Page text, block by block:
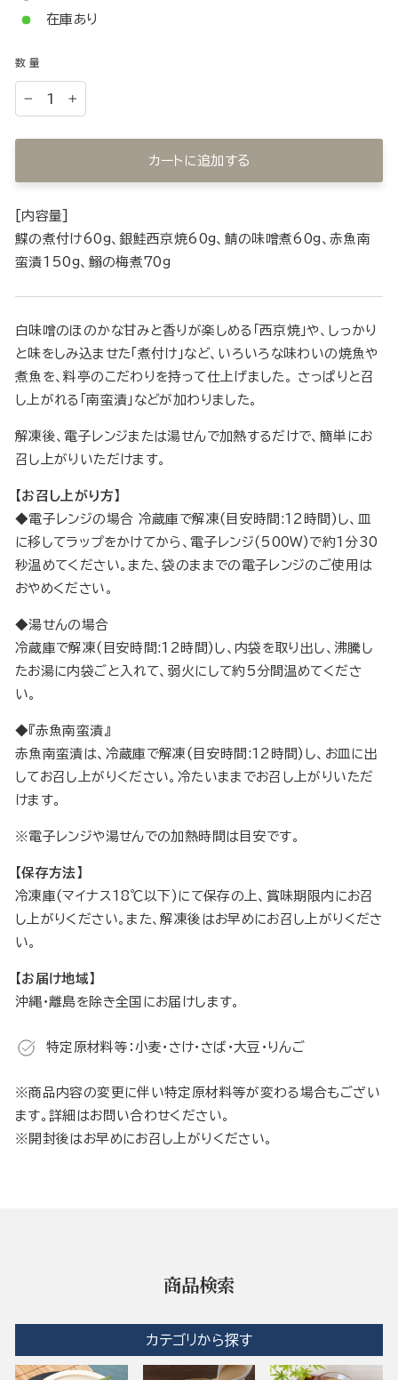
在庫あり
数量
カートに追加する
[内容量]
鰈の煮付け60g、銀鮭西京焼60g、鯖の味噌煮60g、赤魚南
蛮漬150g、鰯の梅煮70g
白味噌のほのかな甘みと香りが楽しめる「西京焼」や、しっかり
と味をしみ込ませた「煮付け」など、いろいろな味わいの焼魚や
煮魚を、料亭のこだわりを持って仕上げました。 さっぱりと召
し上がれる 「南蛮漬」などが加わりました。
解凍後、電子レンジまたは湯せんで加熱するだけで、簡単にお
召し上がりいただけます。
【お召し上がり方】
◆電子レンジの場合 冷蔵庫で解凍(目安時間:12時間)し、皿
に移してラップをかけてから、電子レンジ(500W)で約1分30
秒温めてください。また、袋のままでの電子レンジのご使用は
おやめください。
◆湯せんの場合
冷蔵庫で解凍(目安時間:12時間)し、内袋を取り出し、沸騰し
たお湯に内袋ごと入れて、弱火にして約5分間温めてくださ
い。
◆『赤魚南蛮漬』
赤魚南蛮漬は、冷蔵庫で解凍(目安時間:12時間)し、お皿に出
してお召し上がりください。冷たいままでお召し上がりいただ
けます。
※電子レンジや湯せんでの加熱時間は目安です。
【保存方法】
冷凍庫(マイナス18℃以下)にて保存の上、賞味期限内にお召
し上がりください。また、解凍後はお早めにお召し上がりくださ
い。
【お届け地域】
沖縄・離島を除き全国にお届けします。
特定原材料等：小麦・さけ・さば・大豆・りんご
※商品内容の変更に伴い特定原材料等が変わる場合もござい
ます。詳細はお問い合わせください。
※開封後はお早めにお召し上がりください。
商品検索
カテゴリから探す